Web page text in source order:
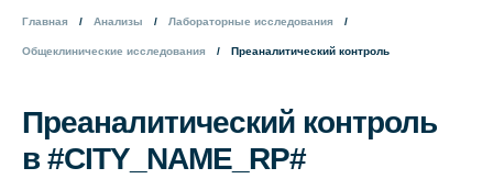
Главная Анализы Лабораторные исследования
Общеклинические исследования Преаналитический контроль
Преаналитический контроль
в #CITY_NAME_RP#